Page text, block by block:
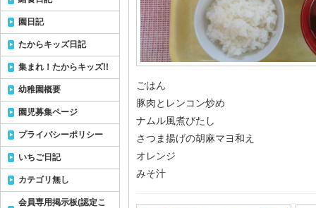
ごはん
豚肉とレンコン炒め
ナムル風煮びたし
さつま揚げの胡麻マヨ和え
オレンジ
みそ汁
園日記
たからキッズ日記
集まれ！たからキッズ!!
幼稚園概要
園児募集ページ
プライバシーポリシー
いちご日記
カテゴリ無し
会員専用掲示板(認定こ